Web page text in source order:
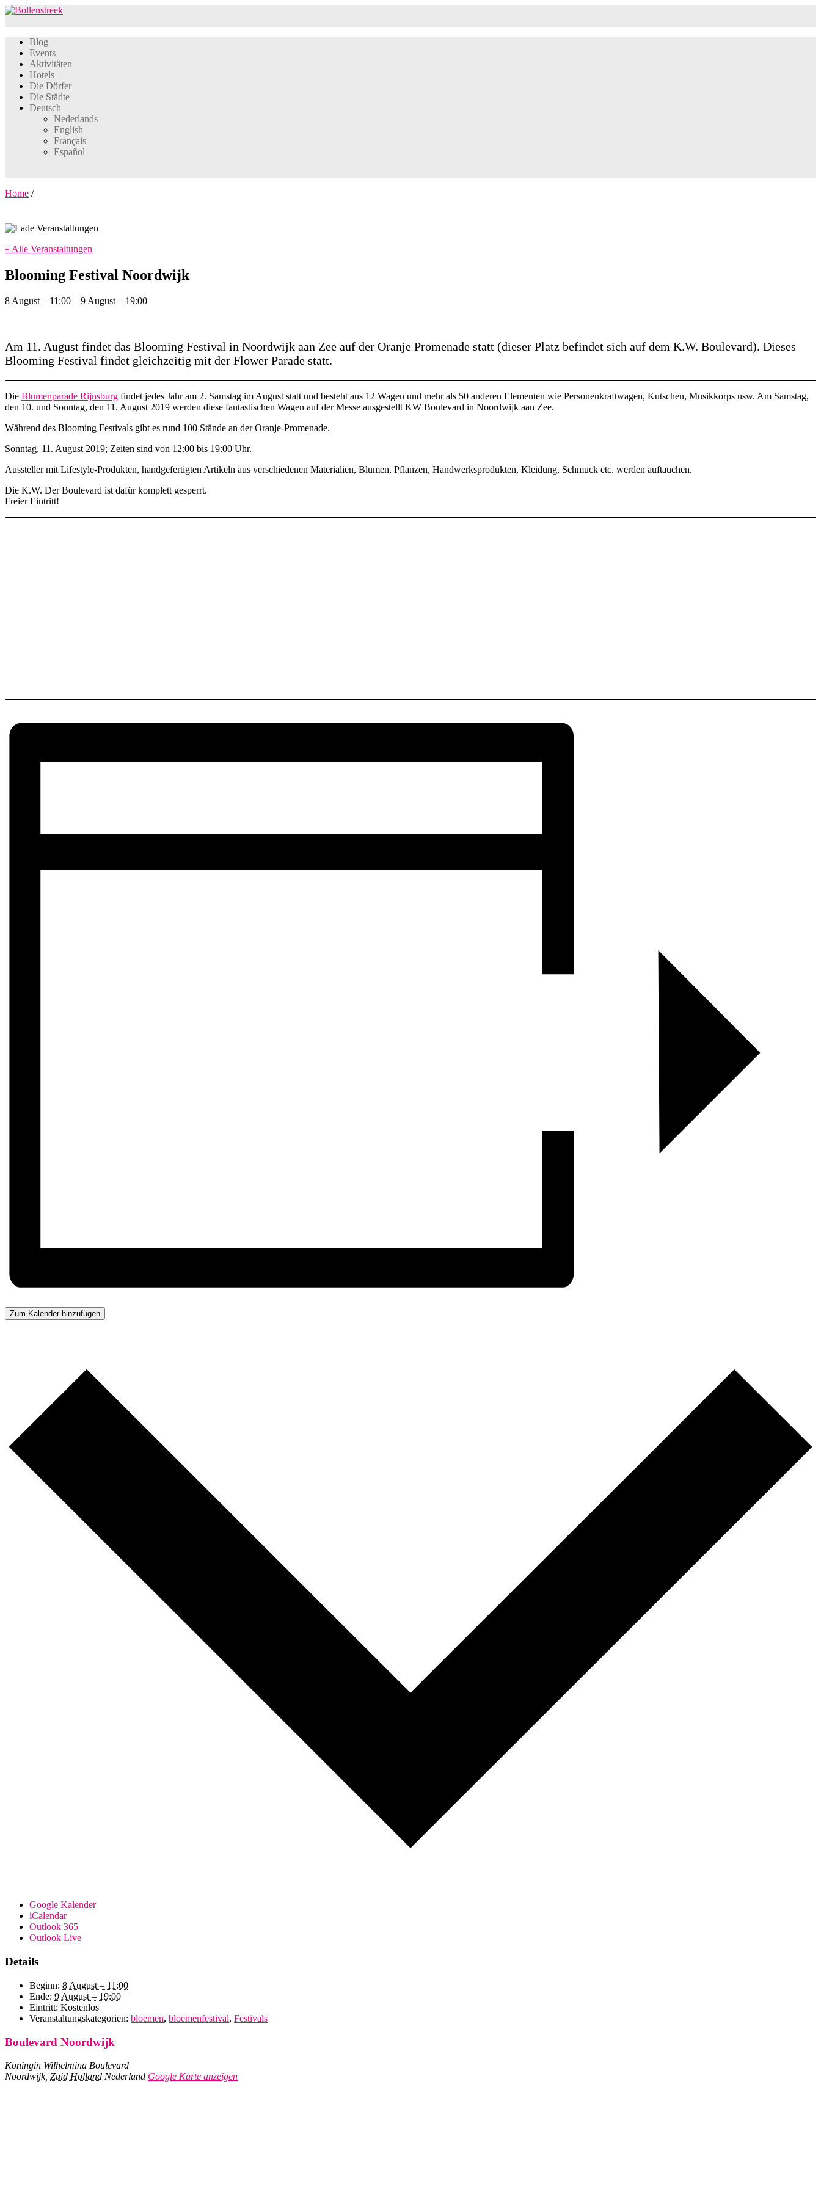
Blog
Events
Aktivitäten
Hotels
Die Dörfer
Die Städte
Deutsch
Nederlands
English
Français
Español
Home /
« Alle Veranstaltungen
Blooming Festival Noordwijk
8 August – 11:00 – 9 August – 19:00
Am 11. August findet das Blooming Festival in Noordwijk aan Zee auf der Oranje Promenade statt (dieser Platz befindet sich auf dem K.W. Boulevard). Dieses
Blooming Festival findet gleichzeitig mit der Flower Parade statt.
Die Blumenparade Rijnsburg findet jedes Jahr am 2. Samstag im August statt und besteht aus 12 Wagen und mehr als 50 anderen Elementen wie Personenkraftwagen, Kutschen, Musikkorps usw. Am Samstag,
den 10. und Sonntag, den 11. August 2019 werden diese fantastischen Wagen auf der Messe ausgestellt KW Boulevard in Noordwijk aan Zee.
Während des Blooming Festivals gibt es rund 100 Stände an der Oranje-Promenade.
Sonntag, 11. August 2019; Zeiten sind von 12:00 bis 19:00 Uhr.
Aussteller mit Lifestyle-Produkten, handgefertigten Artikeln aus verschiedenen Materialien, Blumen, Pflanzen, Handwerksprodukten, Kleidung, Schmuck etc. werden auftauchen.
Die K.W. Der Boulevard ist dafür komplett gesperrt.
Freier Eintritt!
Zum Kalender hinzufügen
Google Kalender
iCalendar
Outlook 365
Outlook Live
Details
Beginn: 8 August – 11:00
Ende: 9 August – 19:00
Eintritt: Kostenlos
Veranstaltungskategorien: bloemen, bloemenfestival, Festivals
Boulevard Noordwijk
Koningin Wilhelmina Boulevard
Noordwijk, Zuid Holland Nederland Google Karte anzeigen